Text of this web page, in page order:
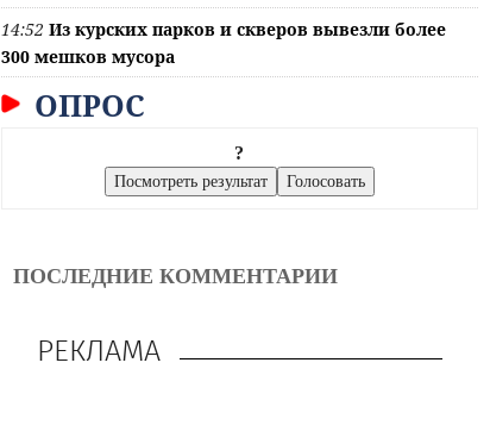
14:52 Из курских парков и скверов вывезли более
300 мешков мусора
ОПРОС
?
ПОСЛЕДНИЕ КОММЕНТАРИИ
РЕКЛАМА